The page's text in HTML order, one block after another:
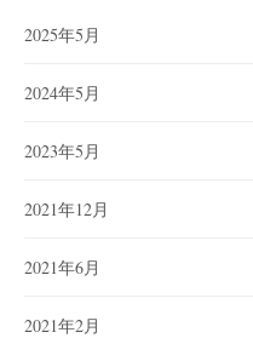
2025年5月
2024年5月
2023年5月
2021年12月
2021年6月
2021年2月